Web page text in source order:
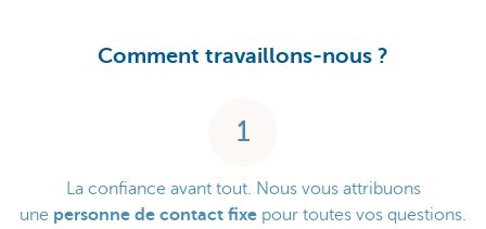
Comment travaillons-nous ?
1
La confiance avant tout. Nous vous attribuons
une personne de contact fixe pour toutes vos questions.